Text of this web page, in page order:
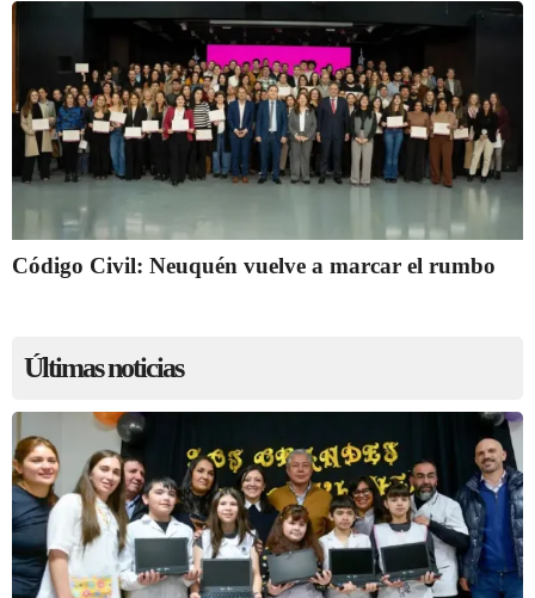
Código Civil: Neuquén vuelve a marcar el rumbo
Últimas noticias